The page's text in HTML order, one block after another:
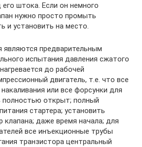
его штока. Если он немного
нужно просто промыть
и установить на место.
предварительным
испытания давления сжатого
до рабочей
двигатель, т.е. что все
или все форсунки для
полностью открыт; полный
стартера; установить
клапана; даже время начала; для
все инъекционные трубы
транзистора центральный